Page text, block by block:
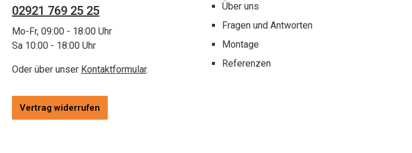
02921 769 25 25
Mo-Fr, 09:00 - 18:00 Uhr
Sa 10:00 - 18:00 Uhr
Oder über unser Kontaktformular.
Vertrag widerrufen
Über uns
Fragen und Antworten
Montage
Referenzen